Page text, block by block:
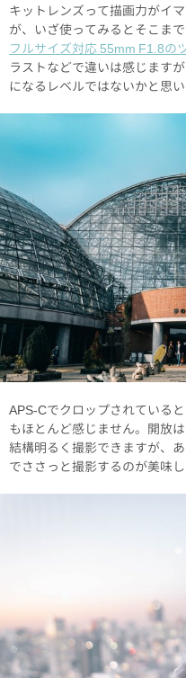
キットレンズって描画力がイ
が、いざ使ってみるとそこま
フルサイズ対応 55mm F1.8の
ラストなどで違いは感じます
になるレベルではないかと思い
APS-Cでクロップされている
もほとんど感じません。開放
結構明るく撮影できますが、
でささっと撮影するのが美味し